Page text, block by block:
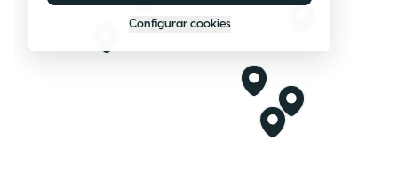
Configurar cookies